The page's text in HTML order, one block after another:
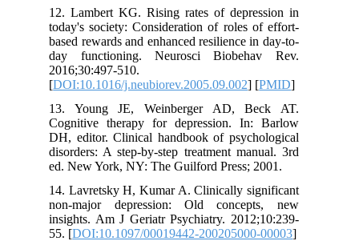
12. Lambert KG. Rising rates of
today's society: Consideration of roles
based rewards and enhanced resilience
day functioning. Neurosci
[DOI:10.1016/j.neubiorev.2005.09.002
13. Young JE, Weinberger AD,
Cognitive therapy for depression.
DH, editor. Clinical handbook of
disorders: A step-by-step treatment
ed. New York, NY: The Guilford Press;
14. Lavretsky H, Kumar A. Clinically
non-major depression: Old
insights. Am J Geriatr Psychiatry.
55. [DOI:10.1097/00019442-